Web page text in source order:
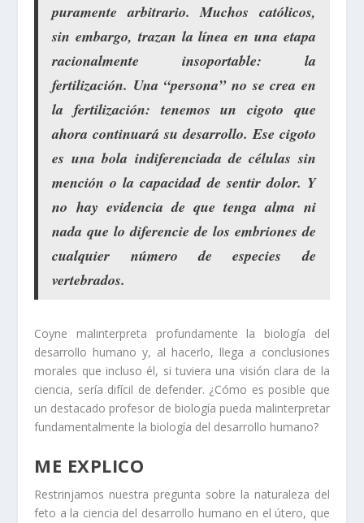
puramente arbitrario. Muchos católicos,
sin embargo, trazan la línea en una etapa
racionalmente insoportable: la
fertilización. Una “persona” no se crea en
la fertilización: tenemos un cigoto que
ahora continuará su desarrollo. Ese cigoto
es una bola indiferenciada de células sin
mención o la capacidad de sentir dolor. Y
no hay evidencia de que tenga alma ni
nada que lo diferencie de los embriones de
cualquier número de especies de
vertebrados.
Coyne malinterpreta profundamente la biología del
desarrollo humano y, al hacerlo, llega a conclusiones
morales que incluso él, si tuviera una visión clara de la
ciencia, sería difícil de defender. ¿Cómo es posible que
un destacado profesor de biología pueda malinterpretar
fundamentalmente la biología del desarrollo humano?
ME EXPLICO
Restrinjamos nuestra pregunta sobre la naturaleza del
feto a la ciencia del desarrollo humano en el útero, que